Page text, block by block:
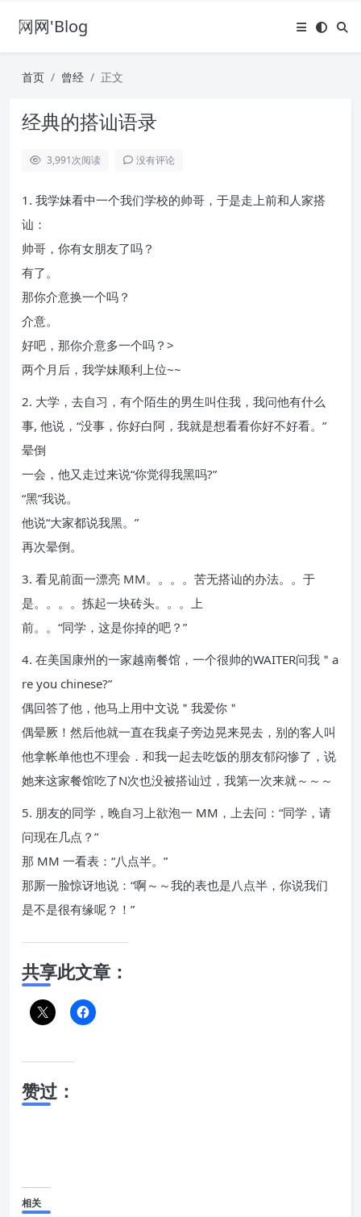
网网'Blog
首页 曾经 正文
经典的搭讪语录
3,991次阅读 没有评论
1. 我学妹看中一个我们学校的帅哥，于是走上前和人家搭
讪：
帅哥，你有女朋友了吗？
有了。
那你介意换一个吗？
介意。
好吧，那你介意多一个吗？>
两个月后，我学妹顺利上位~~
2. 大学，去自习，有个陌生的男生叫住我，我问他有什么
事, 他说，“没事，你好白阿，我就是想看看你好不好看。”
晕倒
一会，他又走过来说“你觉得我黑吗?”
“黑”我说。
他说“大家都说我黑。”
再次晕倒。
3. 看见前面一漂亮 MM。。。。苦无搭讪的办法。。于
是。。。。拣起一块砖头。。。上
前。。“同学，这是你掉的吧？”
4. 在美国康州的一家越南餐馆，一个很帅的WAITER问我＂a
re you chinese?”
偶回答了他，他马上用中文说＂我爱你＂
偶晕厥！然后他就一直在我桌子旁边晃来晃去，别的客人叫
他拿帐单他也不理会．和我一起去吃饭的朋友郁闷惨了，说
她来这家餐馆吃了N次也没被搭讪过，我第一次来就～～～
5. 朋友的同学，晚自习上欲泡一 MM，上去问：“同学，请
问现在几点？”
那 MM 一看表：“八点半。”
那厮一脸惊讶地说：“啊～～我的表也是八点半，你说我们
是不是很有缘呢？！”
共享此文章：
赞过：
相关